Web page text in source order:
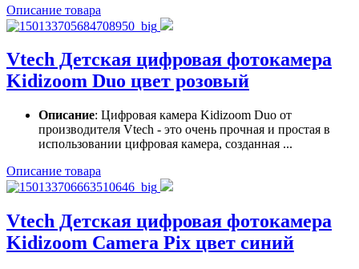
Описание товара
Vtech Детская цифровая фотокамера
Kidizoom Duo цвет розовый
Описание: Цифровая камера Kidizoom Duo от
производителя Vtech - это очень прочная и простая в
использовании цифровая камера, созданная ...
Описание товара
Vtech Детская цифровая фотокамера
Kidizoom Camera Pix цвет синий